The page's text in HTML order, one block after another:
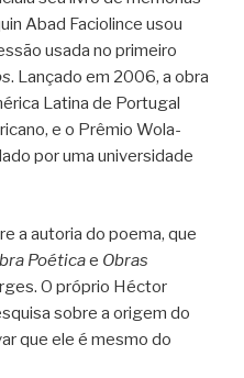
Abad Faciolince usou
usada no primeiro
. Lançado em 2006, a obra
Latina de Portugal
e o Prêmio Wola-
por uma universidade
a autoria do poema, que
Poéticae Obras
O próprio Héctor
sobre a origem do
que ele é mesmo do